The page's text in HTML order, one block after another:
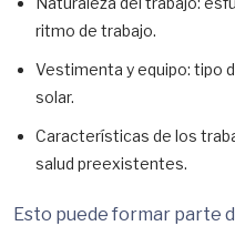
ritmo de trabajo.
Vestimenta y equipo: tipo
solar.
Características de los
salud preexistentes.
Esto puede formar parte